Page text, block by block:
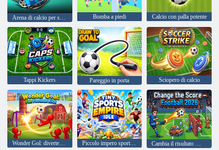
Bomba a piedi Calcio con palla potente
Tappi Kickers Pareggio in porta Sciopero di calcio
Wonder Gol: divertente calcio di calcio Piccolo impero sportivo inattivo
Cambia il risultato — Calcio 2026